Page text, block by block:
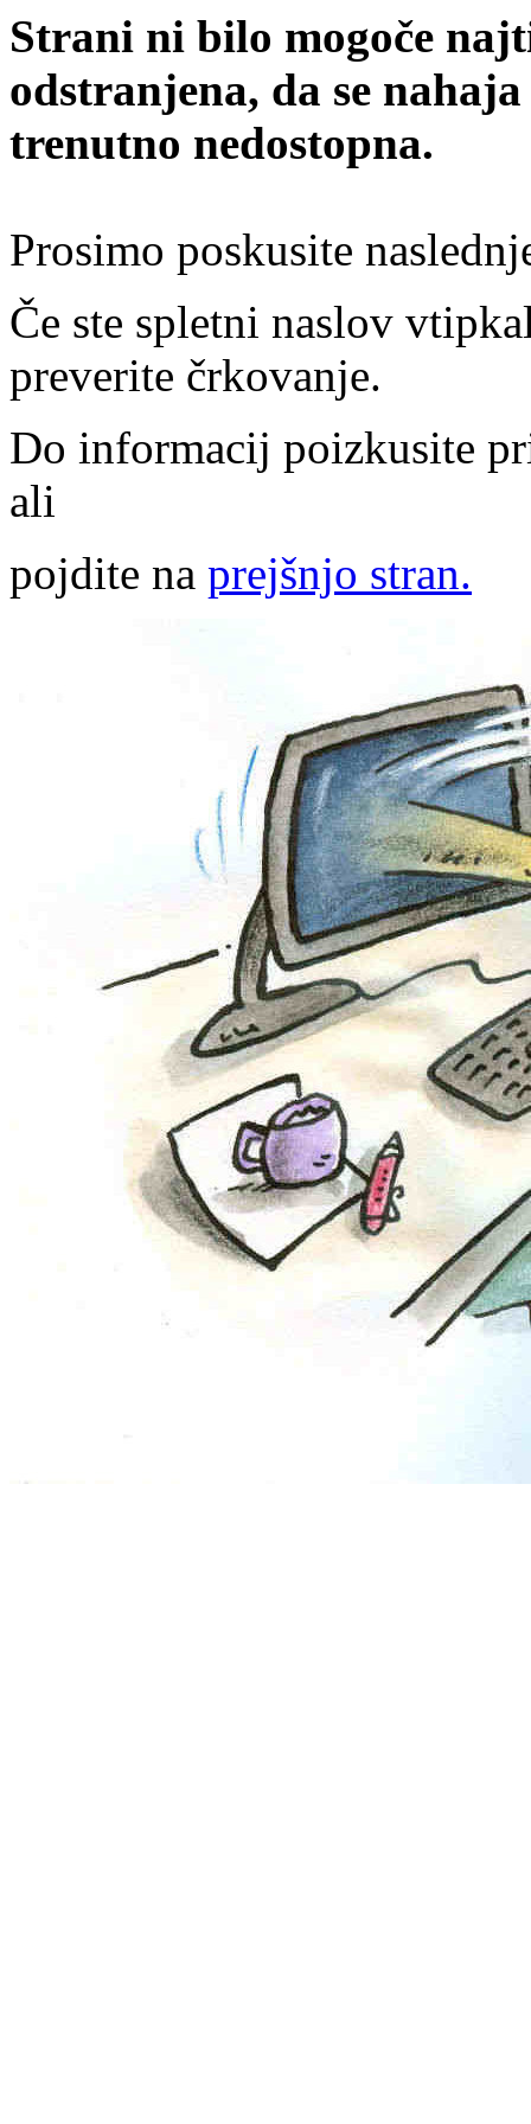
Strani ni bilo mogoče
odstranjena, da se
trenutno nedostopna.
Prosimo poskusite
Če ste spletni naslov
preverite črkovanje.
Do informacij poizkusite
ali
pojdite na prejšnjo stran.